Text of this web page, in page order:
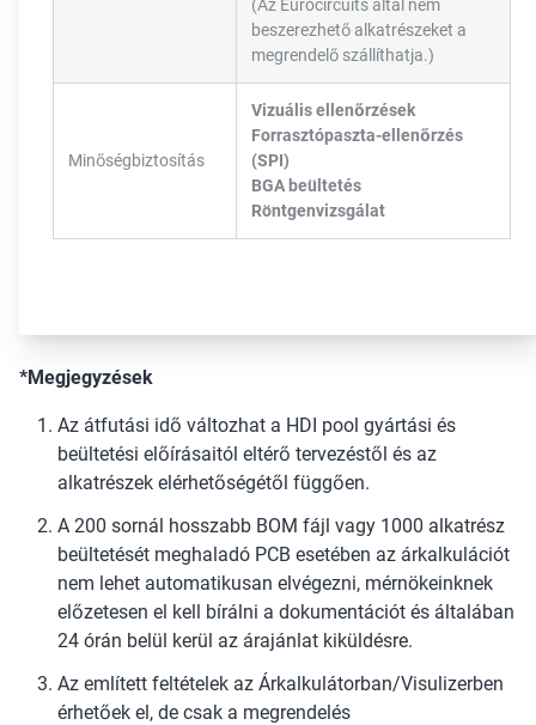
(Az Eurocircuits által nem
beszerezhető alkatrészeket a
megrendelő szállíthatja.)
Minőségbiztosítás
Vizuális ellenőrzések
Forrasztópaszta-ellenőrzés
(SPI)
BGA beültetés
Röntgenvizsgálat
*Megjegyzések
Az átfutási idő változhat a HDI pool gyártási és
beültetési előírásaitól eltérő tervezéstől és az
alkatrészek elérhetőségétől függően.
A 200 sornál hosszabb BOM fájl vagy 1000 alkatrész
beültetését meghaladó PCB esetében az árkalkulációt
nem lehet automatikusan elvégezni, mérnökeinknek
előzetesen el kell bírálni a dokumentációt és általában
24 órán belül kerül az árajánlat kiküldésre.
Az említett feltételek az Árkalkulátorban/Visulizerben
érhetőek el, de csak a megrendelés